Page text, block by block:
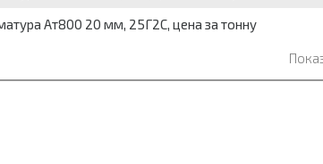
Ат800 20 мм, 25Г2С, цена за тонну